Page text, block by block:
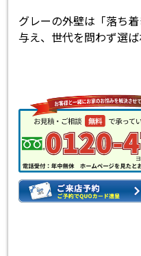
グレーの外壁は「落ち
与え、世代を問わず選